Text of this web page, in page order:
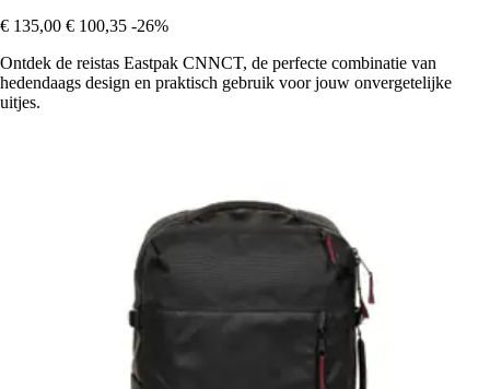
€ 135,00 € 100,35 -26%
Ontdek de reistas Eastpak CNNCT, de perfecte combinatie van
hedendaags design en praktisch gebruik voor jouw onvergetelijke
uitjes.